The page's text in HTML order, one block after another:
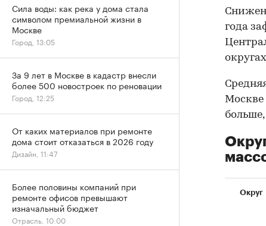
года
Москве
Округ
Сила воды: как река у дома стала
символом премиальной жизни в
Москве
Город, 13:05
За 9 лет в Москве в кадастр внесли
более 500 новостроек по реновации
Город, 12:25
От каких материалов при ремонте
дома стоит отказаться в 2026 году
Дизайн, 11:47
Более половины компаний при
ремонте офисов превышают
изначальный бюджет
Отрасль, 10:00